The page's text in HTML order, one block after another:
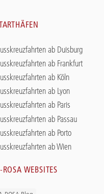
ab Duisburg
ab Frankfurt
ab Köln
ab Lyon
ab Paris
ab Passau
ab Porto
ab Wien
WEBSITES